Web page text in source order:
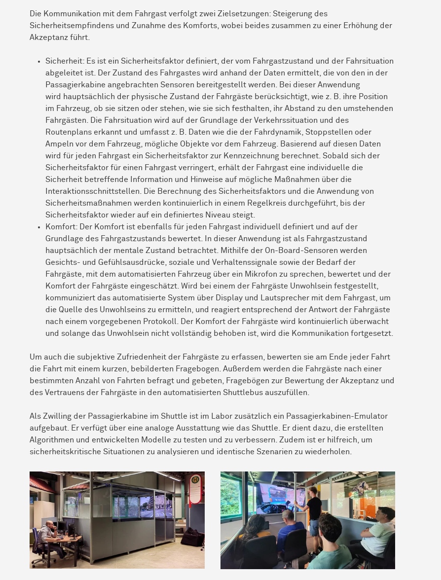
Die Kommunikation mit dem Fahrgast verfolgt zwei Zielsetzungen: Steigerung des
Sicherheitsempfindens und Zunahme des Komforts, wobei beides zusammen zu einer Erhöhung der
Akzeptanz führt.
Sicherheit: Es ist ein Sicherheitsfaktor definiert, der vom Fahrgastzustand und der Fahrsituation
abgeleitet ist. Der Zustand des Fahrgastes wird anhand der Daten ermittelt, die von den in der
Passagierkabine angebrachten Sensoren bereitgestellt werden. Bei dieser Anwendung
wird hauptsächlich der physische Zustand der Fahrgäste berücksichtigt, wie z. B. ihre Position
im Fahrzeug, ob sie sitzen oder stehen, wie sie sich festhalten, ihr Abstand zu den umstehenden
Fahrgästen. Die Fahrsituation wird auf der Grundlage der Verkehrssituation und des
Routenplans erkannt und umfasst z. B. Daten wie die der Fahrdynamik, Stoppstellen oder
Ampeln vor dem Fahrzeug, mögliche Objekte vor dem Fahrzeug. Basierend auf diesen Daten
wird für jeden Fahrgast ein Sicherheitsfaktor zur Kennzeichnung berechnet. Sobald sich der
Sicherheitsfaktor für einen Fahrgast verringert, erhält der Fahrgast eine individuelle die
Sicherheit betreffende Information und Hinweise auf mögliche Maßnahmen über die
Interaktionsschnittstellen. Die Berechnung des Sicherheitsfaktors und die Anwendung von
Sicherheitsmaßnahmen werden kontinuierlich in einem Regelkreis durchgeführt, bis der
Sicherheitsfaktor wieder auf ein definiertes Niveau steigt.
Komfort: Der Komfort ist ebenfalls für jeden Fahrgast individuell definiert und auf der
Grundlage des Fahrgastzustands bewertet. In dieser Anwendung ist als Fahrgastzustand
hauptsächlich der mentale Zustand betrachtet. Mithilfe der On-Board-Sensoren werden
Gesichts- und Gefühlsausdrücke, soziale und Verhaltenssignale sowie der Bedarf der
Fahrgäste, mit dem automatisierten Fahrzeug über ein Mikrofon zu sprechen, bewertet und der
Komfort der Fahrgäste eingeschätzt. Wird bei einem der Fahrgäste Unwohlsein festgestellt,
kommuniziert das automatisierte System über Display und Lautsprecher mit dem Fahrgast, um
die Quelle des Unwohlseins zu ermitteln, und reagiert entsprechend der Antwort der Fahrgäste
nach einem vorgegebenen Protokoll. Der Komfort der Fahrgäste wird kontinuierlich überwacht
und solange das Unwohlsein nicht vollständig behoben ist, wird die Kommunikation fortgesetzt.
Um auch die subjektive Zufriedenheit der Fahrgäste zu erfassen, bewerten sie am Ende jeder Fahrt
die Fahrt mit einem kurzen, bebilderten Fragebogen. Außerdem werden die Fahrgäste nach einer
bestimmten Anzahl von Fahrten befragt und gebeten, Fragebögen zur Bewertung der Akzeptanz und
des Vertrauens der Fahrgäste in den automatisierten Shuttlebus auszufüllen.
Als Zwilling der Passagierkabine im Shuttle ist im Labor zusätzlich ein Passagierkabinen-Emulator
aufgebaut. Er verfügt über eine analoge Ausstattung wie das Shuttle. Er dient dazu, die erstellten
Algorithmen und entwickelten Modelle zu testen und zu verbessern. Zudem ist er hilfreich, um
sicherheitskritische Situationen zu analysieren und identische Szenarien zu wiederholen.